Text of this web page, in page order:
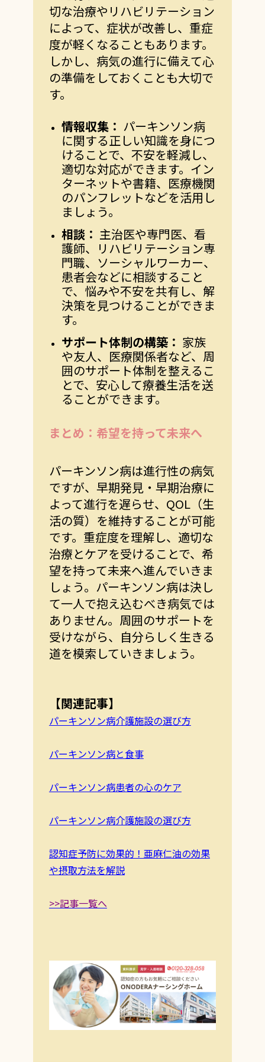
切な治療やリハビリテーション
によって、症状が改善し、重症
度が軽くなることもあります。
しかし、病気の進行に備えて心
の準備をしておくことも大切で
す。
情報収集： パーキンソン病
に関する正しい知識を身につ
けることで、不安を軽減し、
適切な対応ができます。イン
ターネットや書籍、医療機関
のパンフレットなどを活用し
ましょう。
相談： 主治医や専門医、看
護師、リハビリテーション専
門職、ソーシャルワーカー、
患者会などに相談すること
で、悩みや不安を共有し、解
決策を見つけることができま
す。
サポート体制の構築： 家族
や友人、医療関係者など、周
囲のサポート体制を整えるこ
とで、安心して療養生活を送
ることができます。
まとめ：希望を持って未来へ
パーキンソン病は進行性の病気
ですが、早期発見・早期治療に
よって進行を遅らせ、QOL（生
活の質）を維持することが可能
です。重症度を理解し、適切な
治療とケアを受けることで、希
望を持って未来へ進んでいきま
しょう。パーキンソン病は決し
て一人で抱え込むべき病気では
ありません。周囲のサポートを
受けながら、自分らしく生きる
道を模索していきましょう。
【関連記事】
パーキンソン病介護施設の選び方
パーキンソン病と食事
パーキンソン病患者の心のケア
パーキンソン病介護施設の選び方
認知症予防に効果的！亜麻仁油の効果
や摂取方法を解説
>>記事一覧へ